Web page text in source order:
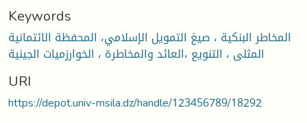
Keywords
المخاطر البنكية ، صيغ التمويل الإسلامي، المحفظة الائتمانية
المثلى ، التنويع ،العائد والمخاطرة ، الخوارزميات الجينية
URI
https://depot.univ-msila.dz/handle/123456789/18292